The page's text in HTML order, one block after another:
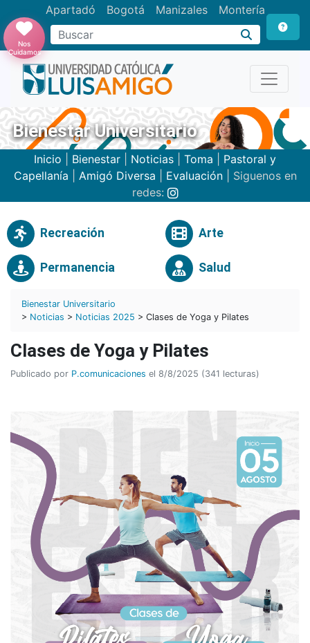
Apartadó Bogotá Manizales Montería
Buscar
Nos
Cuidamos
Bienestar Universitario
Inicio Bienestar Noticias Toma
Pastoral y
Capellanía
Amigó Diversa Evaluación| Siguenos en
redes:
Recreación Arte
Permanencia Salud
Bienestar Universitario
> Noticias > Noticias 2025 > Clases de Yoga y Pilates
Clases de Yoga y Pilates
Publicado por P.comunicaciones el 8/8/2025 (341 lecturas)